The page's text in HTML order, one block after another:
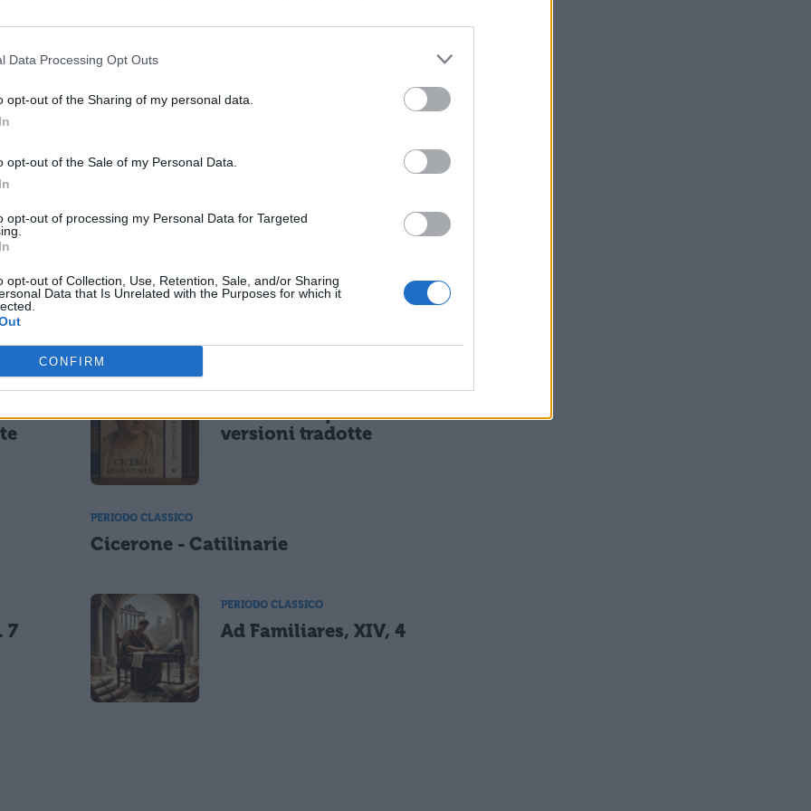
Data Processing Opt Outs
opt-out of the Sharing of my personal data.
opt-out of the Sale of my Personal Data.
opt-out of processing my Personal Data for Targeted
opt-out of Collection, Use, Retention, Sale, and/or Sharing
Data that Is Unrelated with the Purposes for which it
CONFIRM
la concessione della cittadinanza, ma anche
scivolarono tra i nominativi dei registri di
nemmeno avvalersi di quelli in cui fu iscritto,
di Eraclea, ne dovrebbe rimanere escluso?
Sallustio: opere e
versioni tradotte
Cicerone: opere e
versioni tradotte
PERIODO CLASSICO
Cicerone - Catilinarie
7
PERIODO CLASSICO
Ad Familiares, XIV, 4